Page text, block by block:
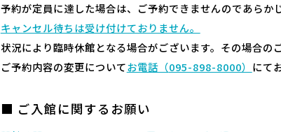
予約が定員に達した場合は、ご予約できませんのであらか
キャンセル待ちは受け付けておりません。
状況により臨時休館となる場合がございます。その場合の
ご予約内容の変更についてお電話（095-898-8000） にて
■ ご入館に関するお願い